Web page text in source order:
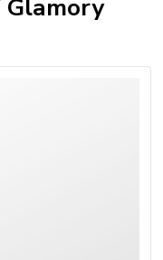
Glamory